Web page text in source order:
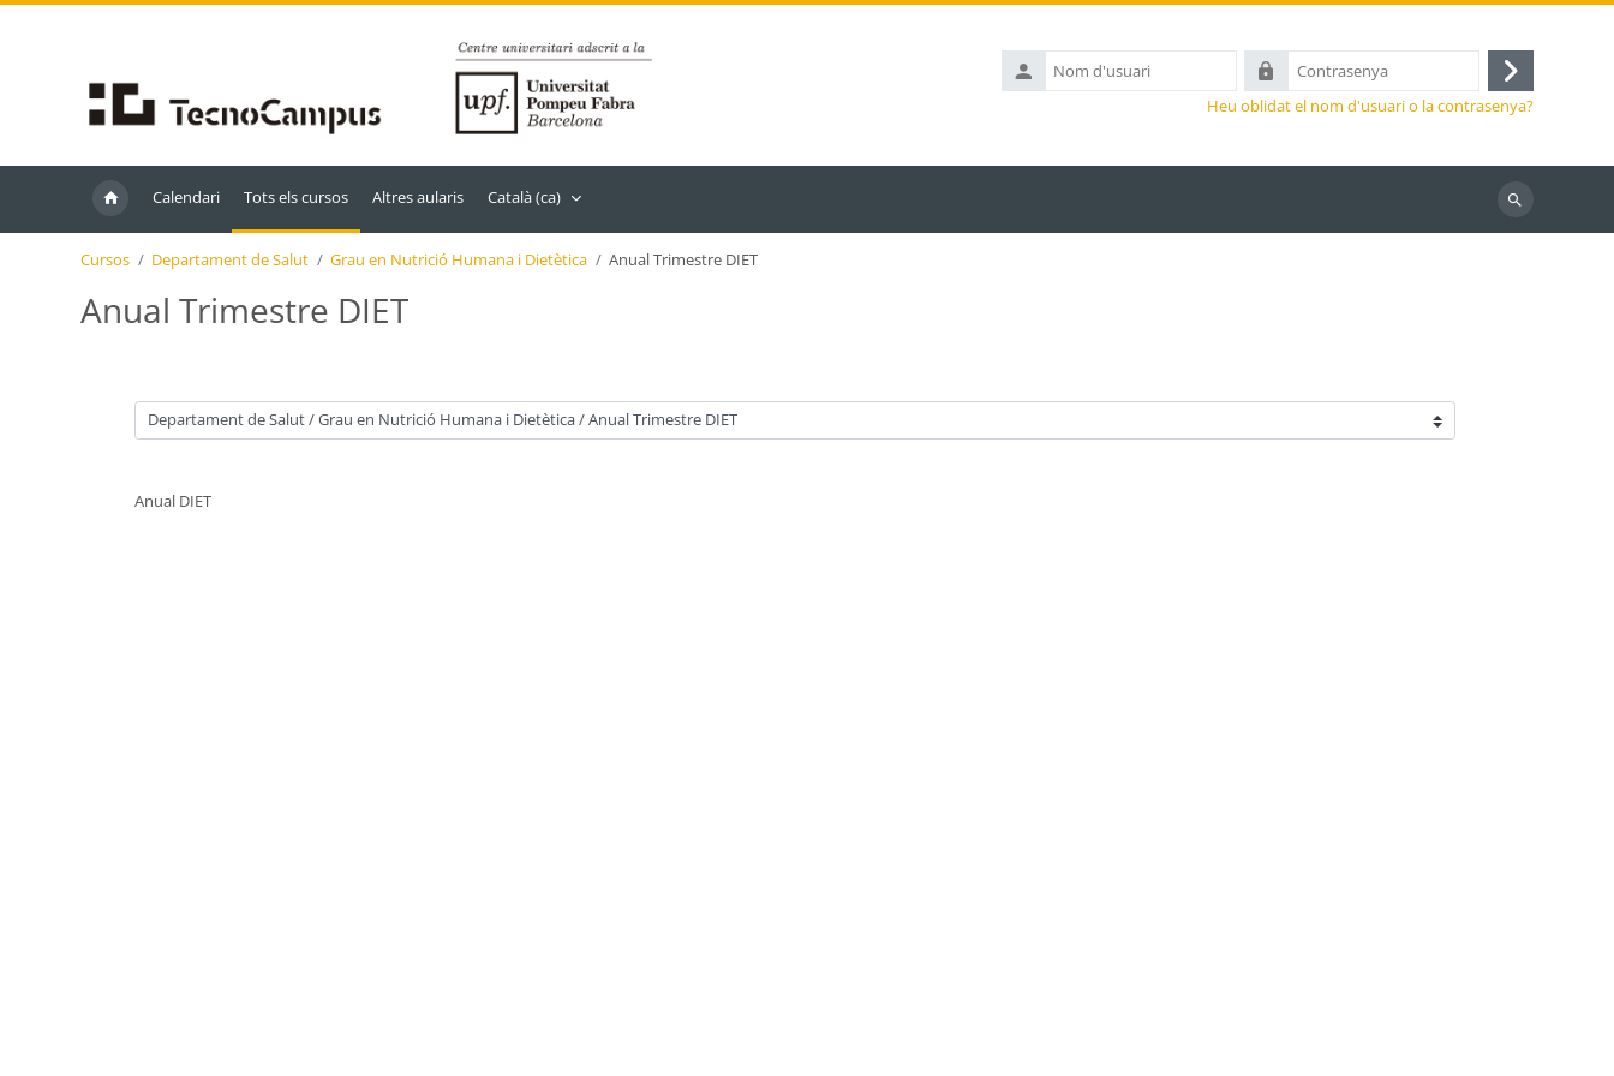
Nom
d'usuari
Contrasenya
Inicia
la
Heu oblidat el nom d'usuari o la contrasenya?
Calendari Tots els cursos Altres aularis Català ‎(ca)‎
Cerca
Cursos Departament de Salut Grau en Nutrició Humana i Dietètica Anual Trimestre DIET
Anual Trimestre DIET
Categories de cursos
Anual DIET